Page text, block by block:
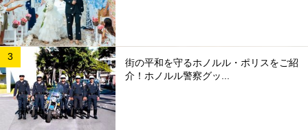
街の平和を守るホノルル・ポリスをご紹
介！ホノルル警察グッ...